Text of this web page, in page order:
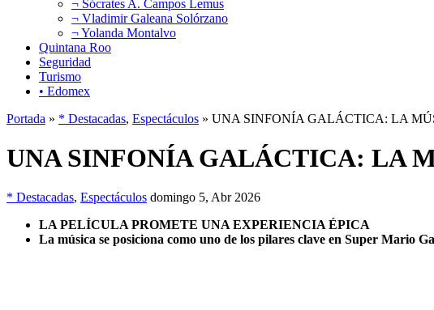
¬ Sócrates A. Campos Lemus
¬ Vladimir Galeana Solórzano
¬ Yolanda Montalvo
Quintana Roo
Seguridad
Turismo
• Edomex
Portada » * Destacadas, Espectáculos » UNA SINFONÍA GALÁCTICA: LA
UNA SINFONÍA GALÁCTICA: LA
* Destacadas, Espectáculos domingo 5, Abr 2026
LA PELÍCULA PROMETE UNA EXPERIENCIA ÉPICA
La música se posiciona como uno de los pilares clave en Super Mario